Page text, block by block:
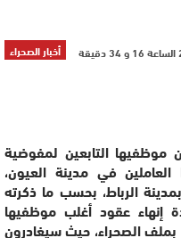
أخبار الصحراء
موظفيها التابعين لمفوضية
في مدينة العيون،
بمدينة الرباط، بحسب ما ذكرته
إنهاء عقود أغلب موظفيها
بملف الصحراء، حيث سيغادرون